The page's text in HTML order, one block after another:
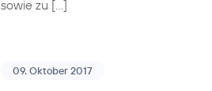
sowie zu […]
09. Oktober 2017